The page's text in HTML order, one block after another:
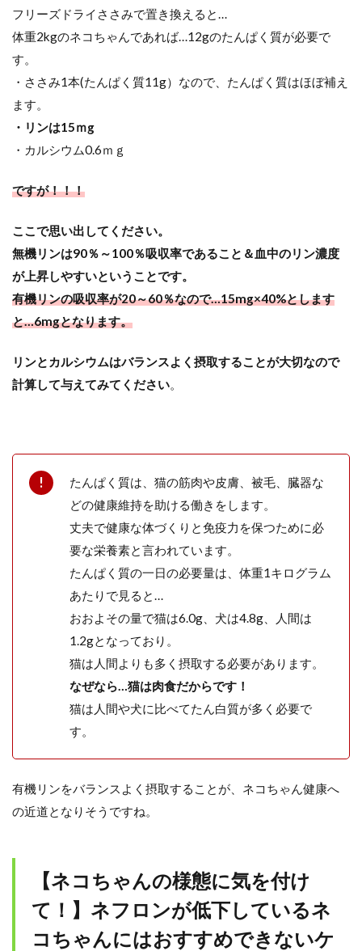
フリーズドライささみで置き換えると…
体重2kgのネコちゃんであれば…12gのたんぱく質が必要で
す。
・ささみ1本(たんぱく質11g）なので、たんぱく質はほぼ補え
ます。
・リンは15ｍg
・カルシウム0.6ｍｇ
ですが！！！
ここで思い出してください。
無機リンは90％～100％吸収率であること＆ 血中のリン濃度
が上昇しやすいということです。
有機リンの吸収率が20～60％なので…15mg×40%とします
と…6mgとなります。
リンとカルシウムはバランスよく摂取することが大切なので
計算して与えてみてください。
たんぱく質は、猫の筋肉や皮膚、被毛、臓器な
どの健康維持を助ける働きをします。
丈夫で健康な体づくりと免疫力を保つために必
要な栄養素と言われています。
たんぱく質の一日の必要量は、体重1キログラム
あたりで見ると…
おおよその量で猫は6.0g、犬は4.8g、人間は
1.2gとなっており。
猫は人間よりも多く摂取する必要があります。
なぜなら…猫は肉食だからです！
猫は人間や犬に比べてたん白質が多く必要で
す。
有機リンをバランスよく摂取することが、ネコちゃん健康へ
の近道となりそうですね。
【ネコちゃんの様態に気を付け
て！】ネフロンが低下しているネ
コちゃんにはおすすめできないケ